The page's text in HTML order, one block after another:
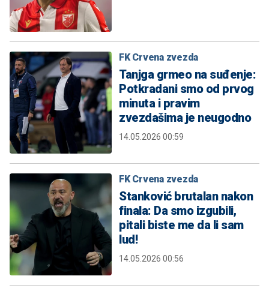
FK Crvena zvezda
Tanjga grmeo na suđenje:
Potkradani smo od prvog
minuta i pravim
zvezdašima je neugodno
14.05.2026 00:59
FK Crvena zvezda
Stanković brutalan nakon
finala: Da smo izgubili,
pitali biste me da li sam
lud!
14.05.2026 00:56